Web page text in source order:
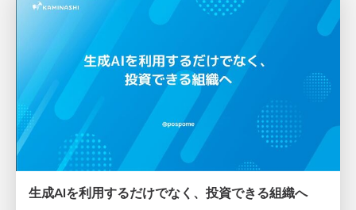
生成AIを利用するだけでなく、投資できる組織へ